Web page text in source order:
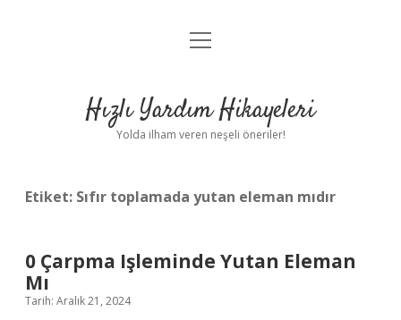
Anasayfa
Yasal Uyarı
menüyü
Hızlı Yardım Hikayeleri
Yolda ilham veren neşeli öneriler!
Etiket: Sıfır toplamada yutan eleman mıdır
0 Çarpma Işleminde Yutan Eleman
Mı
Tarih: Aralık 21, 2024